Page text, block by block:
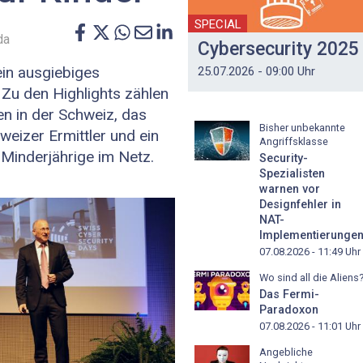
ausgiebiges
den Highlights zählen
in der Schweiz, das
Ermittler und ein
im Netz.
SPECIAL
Cybersecurity 2025
25.07.2026 - 09:00 Uhr
Bisher unbekannte
Angriffsklasse
Security-
Spezialisten
warnen vor
Designfehler in
NAT-
Implementierungen
07.08.2026 - 11:49 Uhr
Wo sind all die Aliens?
Das Fermi-
Paradoxon
07.08.2026 - 11:01 Uhr
Angebliche